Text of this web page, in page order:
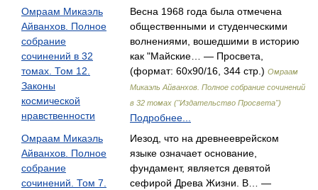
Омраам Микаэль
Айванхов. Полное
собрание
сочинений в 32
томах. Том 12.
Законы
космической
нравственности
Весна 1968 года была отмечена
общественными и студенческими
волнениями, вошедшими в историю
как "Майские… — Просвета,
(формат: 60x90/16, 344 стр.) Омраам
Микаэль Айванхов. Полное собрание сочинений
в 32 томах ("Издательство Просвета")
Подробнее...
Омраам Микаэль
Айванхов. Полное
собрание
сочинений. Том 7.
Иезод, что на древнееврейском
языке означает основание,
фундамент, является девятой
сефирой Древа Жизни. В… —